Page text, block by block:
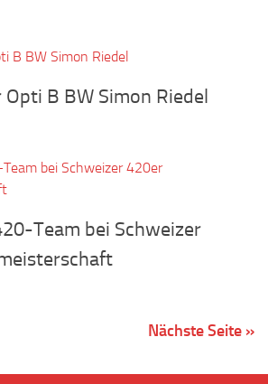
B BW Simon Riedel
Team bei Schweizer
Nächste Seite »